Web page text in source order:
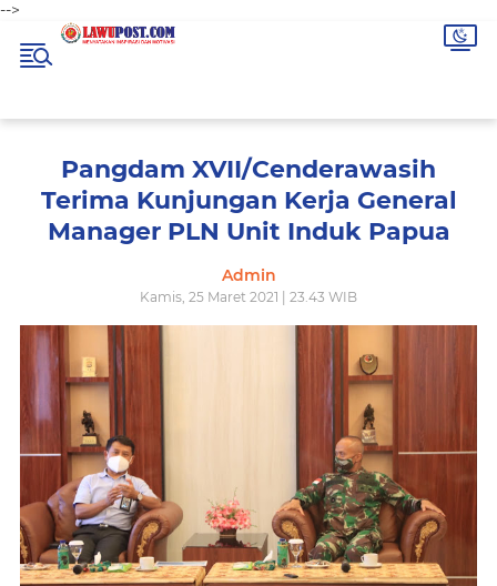
-->
Pangdam XVII/Cenderawasih
Terima Kunjungan Kerja General
Manager PLN Unit Induk Papua
Admin
Kamis, 25 Maret 2021 | 23.43 WIB